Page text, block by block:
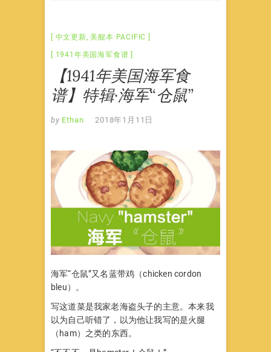
中文更新,美舰本·PACIFIC
1941年美国海军食谱
【1941年美国海军食
谱】特辑·海军“仓鼠”
by Ethan 2018年1月11日
海军“仓鼠”又名蓝带鸡（chicken cordon
bleu）。
写这道菜是我家老海盗头子的主意。本来我
以为自己听错了，以为他让我写的是火腿
（ham）之类的东西。